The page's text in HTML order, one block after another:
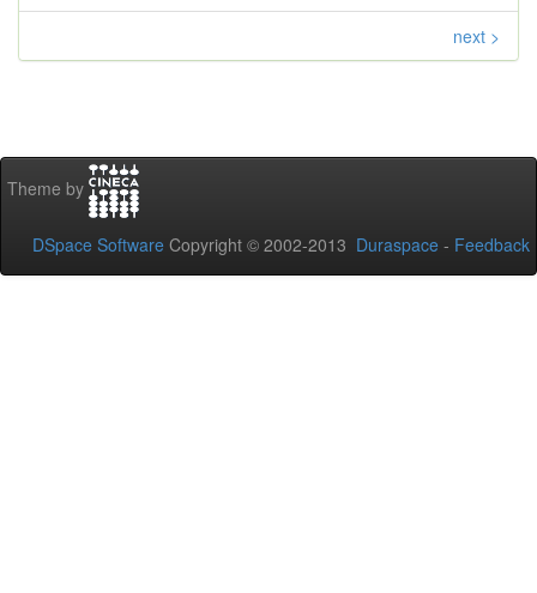
next >
Theme by
DSpace Software Copyright © 2002-2013 Duraspace - Feedback